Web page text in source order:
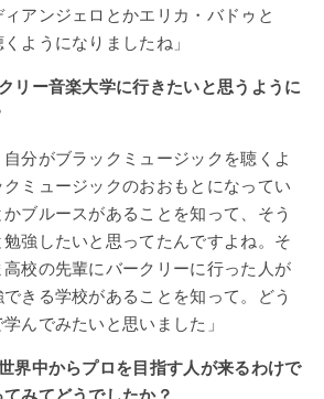
アンジェロとかエリカ・バドゥと
ようになりましたね」
リー音楽大学に行きたいと思うように
自分がブラックミュージックを聴くよ
ミュージックのおおもとになってい
ブルースがあることを知って、そう
強したいと思ってたんですよね。そ
校の先輩にバークリーに行った人が
きる学校があることを知って。どう
んでみたいと思いました」
界中からプロを目指す人が来るわけで
みてどうでしたか？